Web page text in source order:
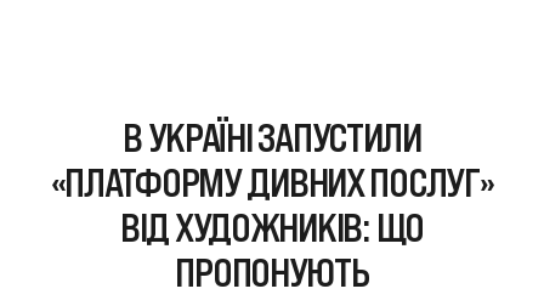
В УКРАЇНІ ЗАПУСТИЛИ
«ПЛАТФОРМУ ДИВНИХ ПОСЛУГ»
ВІД ХУДОЖНИКІВ: ЩО
ПРОПОНУЮТЬ